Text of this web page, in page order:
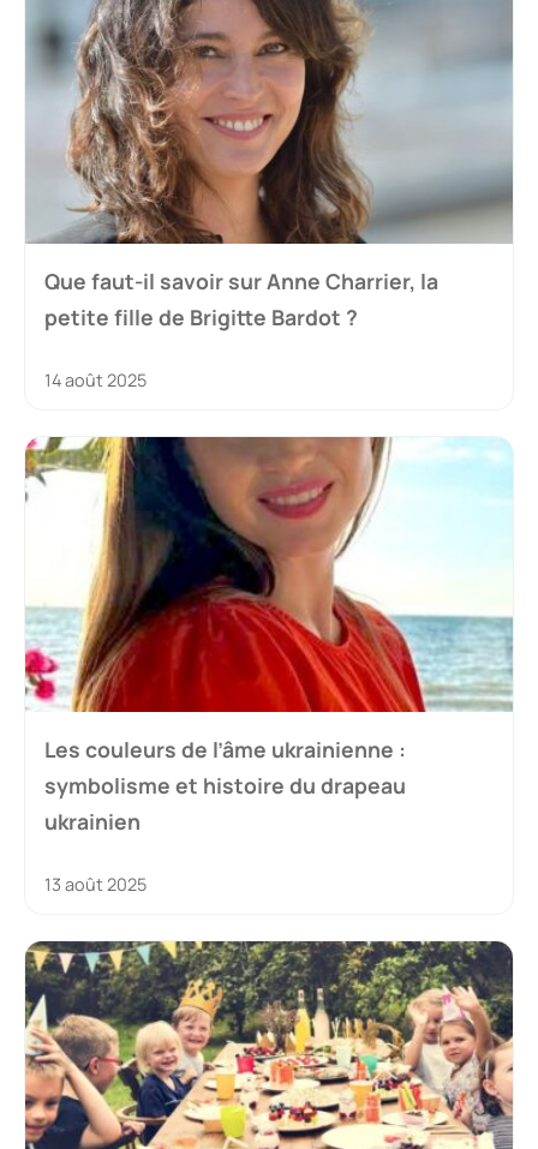
Que faut-il savoir sur Anne Charrier, la
petite fille de Brigitte Bardot ?
14 août 2025
Les couleurs de l’âme ukrainienne :
symbolisme et histoire du drapeau
ukrainien
13 août 2025